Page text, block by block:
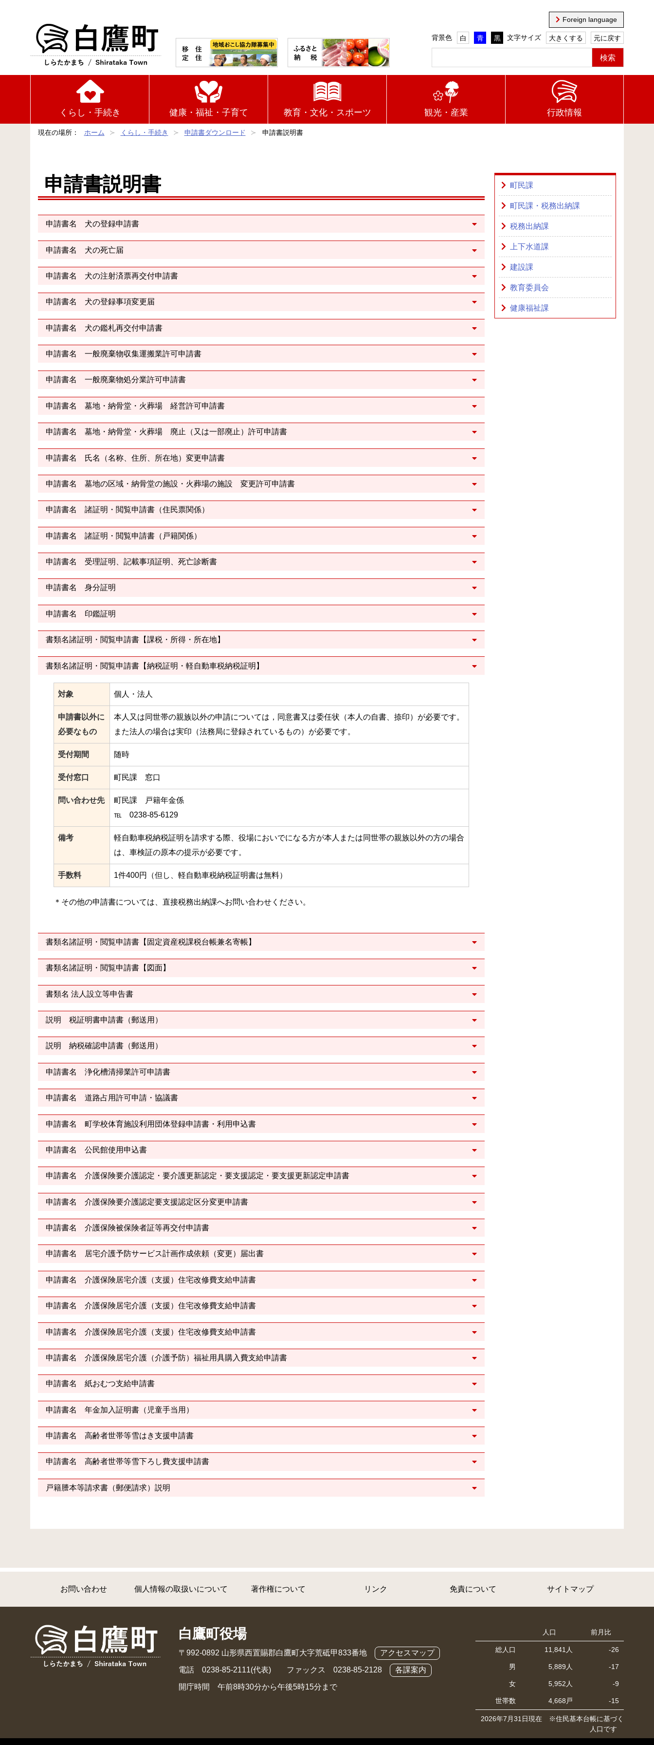
Foreign language
背景色 白 青 黒 文字サイズ 大きくする 元に戻す
くらし・手続き 健康・福祉・子育て 教育・文化・スポーツ 観光・産業 行政情報
現在の場所： ホーム くらし・手続き 申請書ダウンロード 申請書説明書
申請書説明書
申請書名 犬の登録申請書
申請書名 犬の死亡届
申請書名 犬の注射済票再交付申請書
申請書名 犬の登録事項変更届
申請書名 犬の鑑札再交付申請書
申請書名 一般廃棄物収集運搬業許可申請書
申請書名 一般廃棄物処分業許可申請書
申請書名 墓地・納骨堂・火葬場 経営許可申請書
申請書名 墓地・納骨堂・火葬場 廃止（又は一部廃止）許可申請書
申請書名 氏名（名称、住所、所在地）変更申請書
申請書名 墓地の区域・納骨堂の施設・火葬場の施設 変更許可申請書
申請書名 諸証明・閲覧申請書（住民票関係）
申請書名 諸証明・閲覧申請書（戸籍関係）
申請書名 受理証明、記載事項証明、死亡診断書
申請書名 身分証明
申請書名 印鑑証明
書類名諸証明・閲覧申請書【課税・所得・所在地】
書類名諸証明・閲覧申請書【納税証明・軽自動車税納税証明】
対象 個人・法人
申請書以外に
必要なもの
本人又は同世帯の親族以外の申請については，同意書又は委任状（本人の自書、捺印）が必要です。
また法人の場合は実印（法務局に登録されているもの）が必要です。
受付期間 随時
受付窓口 町民課 窓口
問い合わせ先
町民課 戸籍年金係
℡ 0238‐85‐6129
備考
軽自動車税納税証明を請求する際、役場においでになる方が本人または同世帯の親族以外の方の場合
は、車検証の原本の提示が必要です。
手数料 1件400円（但し、軽自動車税納税証明書は無料）
＊その他の申請書については、直接税務出納課へお問い合わせください。
書類名諸証明・閲覧申請書【固定資産税課税台帳兼名寄帳】
書類名諸証明・閲覧申請書【図面】
書類名 法人設立等申告書
説明 税証明書申請書（郵送用）
説明 納税確認申請書（郵送用）
申請書名 浄化槽清掃業許可申請書
申請書名 道路占用許可申請・協議書
申請書名 町学校体育施設利用団体登録申請書・利用申込書
申請書名 公民館使用申込書
申請書名 介護保険要介護認定・要介護更新認定・要支援認定・要支援更新認定申請書
申請書名 介護保険要介護認定要支援認定区分変更申請書
申請書名 介護保険被保険者証等再交付申請書
申請書名 居宅介護予防サービス計画作成依頼（変更）届出書
申請書名 介護保険居宅介護（支援）住宅改修費支給申請書
申請書名 介護保険居宅介護（支援）住宅改修費支給申請書
申請書名 介護保険居宅介護（支援）住宅改修費支給申請書
申請書名 介護保険居宅介護（介護予防）福祉用具購入費支給申請書
申請書名 紙おむつ支給申請書
申請書名 年金加入証明書（児童手当用）
申請書名 高齢者世帯等雪はき支援申請書
申請書名 高齢者世帯等雪下ろし費支援申請書
戸籍謄本等請求書（郵便請求）説明
町民課
町民課・税務出納課
税務出納課
上下水道課
建設課
教育委員会
健康福祉課
お問い合わせ 個人情報の取扱いについて 著作権について リンク 免責について サイトマップ
白鷹町役場
〒992-0892 山形県西置賜郡白鷹町大字荒砥甲833番地 アクセスマップ
電話 0238-85-2111(代表) ファックス 0238-85-2128 各課案内
開庁時間 午前8時30分から午後5時15分まで
人口 前月比
総人口 11,841人 -26
男 5,889人 -17
女 5,952人 -9
世帯数 4,668戸 -15
2026年7月31日現在 ※住民基本台帳に基づく
人口です